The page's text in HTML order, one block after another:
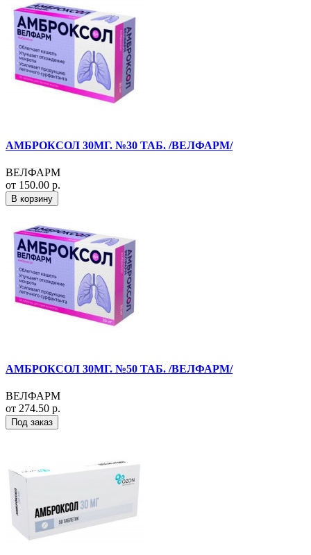
АМБРОКСОЛ 30МГ. №30 ТАБ. /ВЕЛФАРМ/
ВЕЛФАРМ
от 150.00 р.
В корзину
АМБРОКСОЛ 30МГ. №50 ТАБ. /ВЕЛФАРМ/
ВЕЛФАРМ
от 274.50 р.
Под заказ